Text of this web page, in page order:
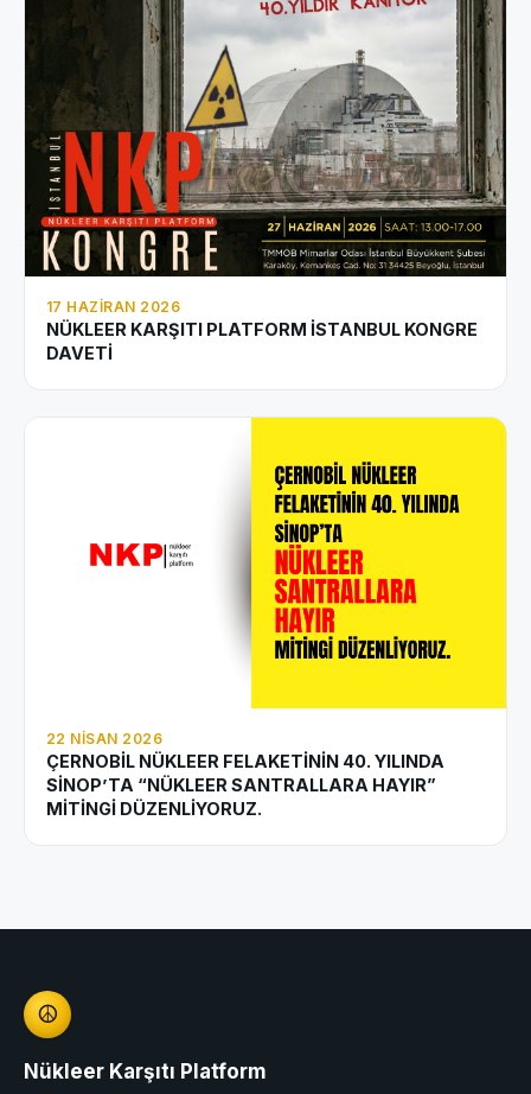
17 HAZIRAN 2026
NÜKLEER KARŞITI PLATFORM İSTANBUL KONGRE
DAVETİ
22 NISAN 2026
ÇERNOBİL NÜKLEER FELAKETİNİN 40. YILINDA
SİNOP’TA “NÜKLEER SANTRALLARA HAYIR”
MİTİNGİ DÜZENLİYORUZ.
☮
Nükleer Karşıtı Platform